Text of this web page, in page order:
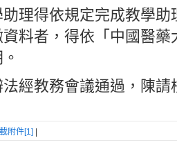
理得依規定完成教學
資料者，得依「中國醫
法經教務會議通過，陳
載附件[1]